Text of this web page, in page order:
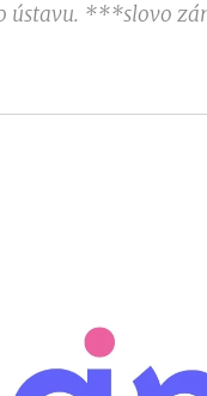
***slovo